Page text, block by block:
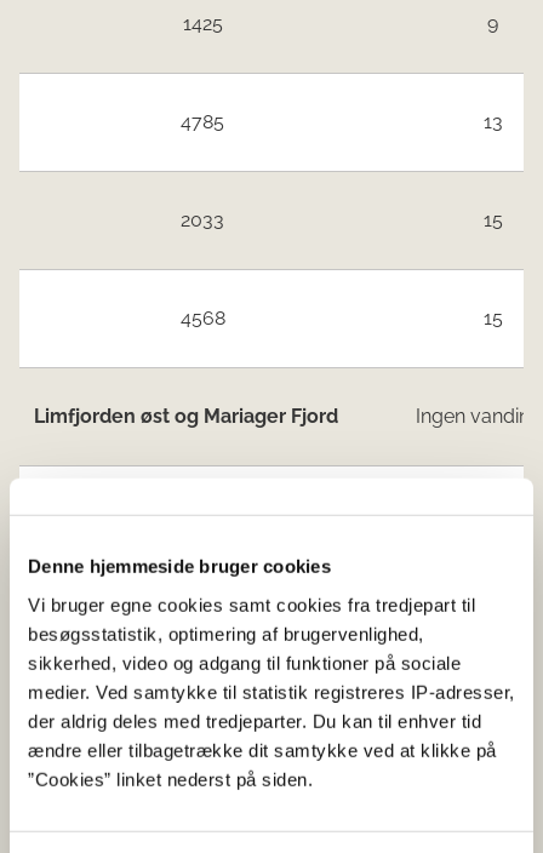
Denne hjemmeside bruger cookies
Vi bruger egne cookies samt cookies fra tredjepart til
besøgsstatistik, optimering af brugervenlighed,
sikkerhed, video og adgang til funktioner på sociale
medier. Ved samtykke til statistik registreres IP-adresser,
der aldrig deles med tredjeparter. Du kan til enhver tid
ændre eller tilbagetrække dit samtykke ved at klikke på
”Cookies” linket nederst på siden.
1425 9
4785 13
2033 15
4568 15
Limfjorden øst og Mariager Fjord Ingen
Kattegat nord Ingen
Jyllands østkyst syd for Djursland
og Fyn
1431 68
Kattegat syd - Samsø bælt Ingen